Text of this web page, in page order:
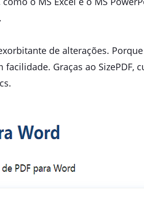
de alterações.
Graças ao SizePDF,